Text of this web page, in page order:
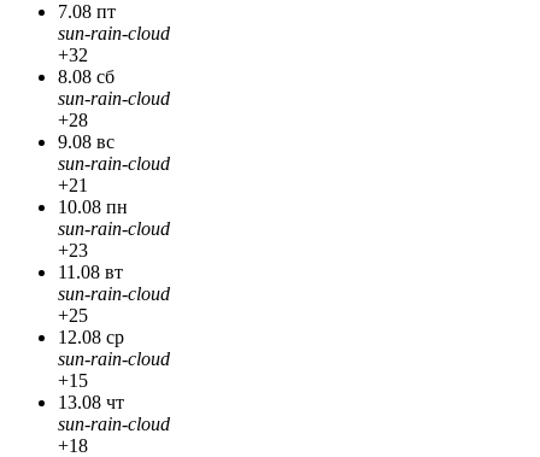
7.08 пт
sun-rain-cloud
+32
8.08 сб
sun-rain-cloud
+28
9.08 вс
sun-rain-cloud
+21
10.08 пн
sun-rain-cloud
+23
11.08 вт
sun-rain-cloud
+25
12.08 ср
sun-rain-cloud
+15
13.08 чт
sun-rain-cloud
+18